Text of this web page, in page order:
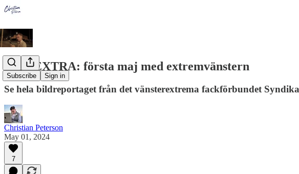
Subscribe Sign in
BILDEXTRA: första maj med extremvänstern
Se hela bildreportaget från det vänsterextrema fackförbundet
Christian Peterson
May 01, 2024
7